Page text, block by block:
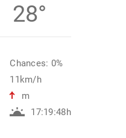
28°
Chances: 0%
11km/h
m
17:19:48h